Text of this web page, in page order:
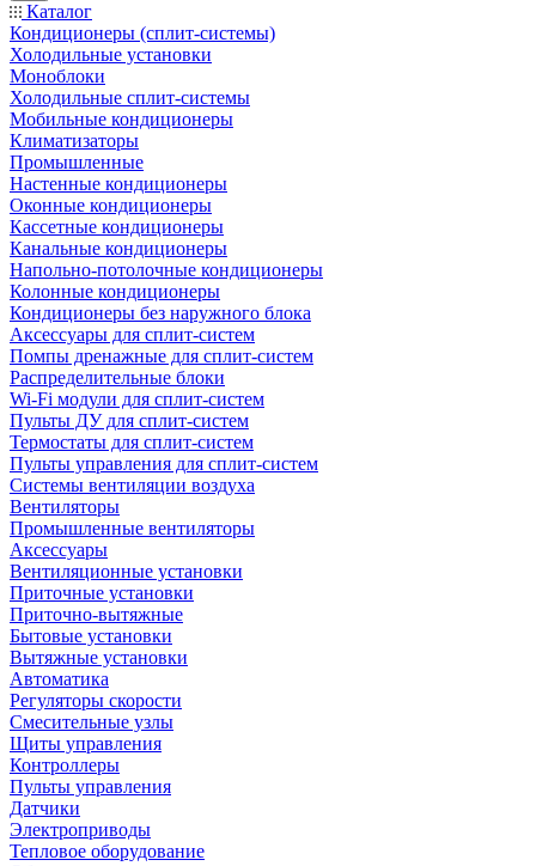
Каталог
Кондиционеры (сплит-системы)
Холодильные установки
Моноблоки
Холодильные сплит-системы
Мобильные кондиционеры
Климатизаторы
Промышленные
Настенные кондиционеры
Оконные кондиционеры
Кассетные кондиционеры
Канальные кондиционеры
Напольно-потолочные кондиционеры
Колонные кондиционеры
Кондиционеры без наружного блока
Аксессуары для сплит-систем
Помпы дренажные для сплит-систем
Распределительные блоки
Wi-Fi модули для сплит-систем
Пульты ДУ для сплит-систем
Термостаты для сплит-систем
Пульты управления для сплит-систем
Системы вентиляции воздуха
Вентиляторы
Промышленные вентиляторы
Аксессуары
Вентиляционные установки
Приточные установки
Приточно-вытяжные
Бытовые установки
Вытяжные установки
Автоматика
Регуляторы скорости
Смесительные узлы
Щиты управления
Контроллеры
Пульты управления
Датчики
Электроприводы
Тепловое оборудование